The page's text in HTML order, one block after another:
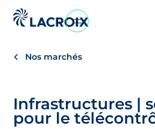
Aller
contenu
Nos marchés
Infrastructures |
pour le